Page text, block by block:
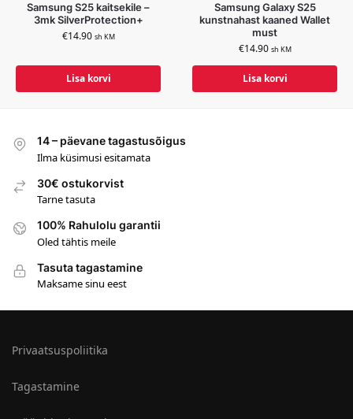
Samsung S25 kaitsekile –
3mk SilverProtection+
€14.90 sh KM
Lisa korvi
Samsung Galaxy S25
kunstnahast kaaned Wallet
must
€14.90 sh KM
Lisa korvi
14 – päevane tagastusõigus
Ilma küsimusi esitamata
30€ ostukorvist
Tarne tasuta
100% Rahulolu garantii
Oled tähtis meile
Tasuta tagastamine
Maksame sinu eest
Privaatsuspoliitika
Tagastamine